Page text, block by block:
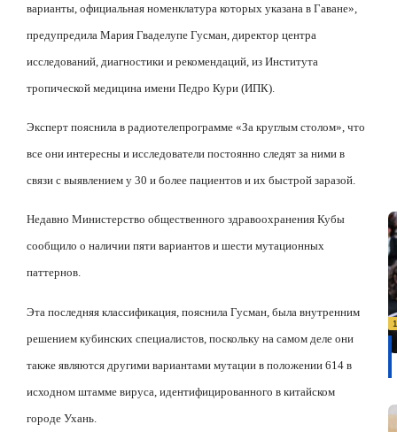
варианты, официальная номенклатура которых указана в Гаване»,
предупредила Мария Гваделупе Гусман, директор центра
исследований, диагностики и рекомендаций, из Института
тропической медицина имени Педро Кури (ИПК).
Эксперт пояснила в радиотелепрограмме «За круглым столом», что
все они интересны и исследователи постоянно следят за ними в
связи с выявлением у 30 и более пациентов и их быстрой заразой.
Недавно Министерство общественного здравоохранения Кубы
сообщило о наличии пяти вариантов и шести мутационных
паттернов.
Эта последняя классификация, пояснила Гусман, была внутренним
решением кубинских специалистов, поскольку на самом деле они
также являются другими вариантами мутации в положении 614 в
исходном штамме вируса, идентифицированного в китайском
городе Ухань.